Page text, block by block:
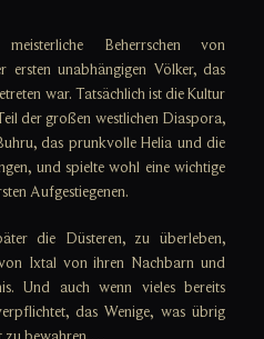
Beherrschen von
ersten unabhängigen Völker, das
war. Tatsächlich ist die Kultur
der großen westlichen Diaspora,
das prunkvolle Helia und die
und spielte wohl eine wichtige
Aufgestiegenen.
die Düsteren, zu überleben,
Ixtal von ihren Nachbarn und
Und auch wenn vieles bereits
das Wenige, was übrig